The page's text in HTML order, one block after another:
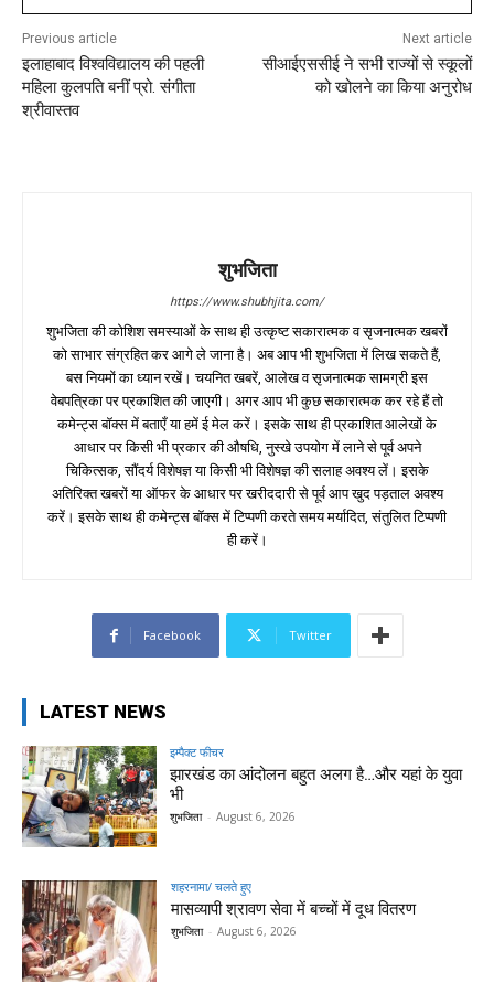
Previous article
इलाहाबाद विश्वविद्यालय की पहली
महिला कुलपति बनीं प्रो. संगीता
श्रीवास्तव
Next article
सीआईएससीई ने सभी राज्यों से स्कूलों
को खोलने का किया अनुरोध
शुभजिता
https://www.shubhjita.com/
शुभजिता की कोशिश समस्याओं के साथ ही उत्कृष्ट सकारात्मक व सृजनात्मक खबरों
को साभार संग्रहित कर आगे ले जाना है। अब आप भी शुभजिता में लिख सकते हैं,
बस नियमों का ध्यान रखें। चयनित खबरें, आलेख व सृजनात्मक सामग्री इस
वेबपत्रिका पर प्रकाशित की जाएगी। अगर आप भी कुछ सकारात्मक कर रहे हैं तो
कमेन्ट्स बॉक्स में बताएँ या हमें ई मेल करें। इसके साथ ही प्रकाशित आलेखों के
आधार पर किसी भी प्रकार की औषधि, नुस्खे उपयोग में लाने से पूर्व अपने
चिकित्सक, सौंदर्य विशेषज्ञ या किसी भी विशेषज्ञ की सलाह अवश्य लें। इसके
अतिरिक्त खबरों या ऑफर के आधार पर खरीददारी से पूर्व आप खुद पड़ताल अवश्य
करें। इसके साथ ही कमेन्ट्स बॉक्स में टिप्पणी करते समय मर्यादित, संतुलित टिप्पणी
ही करें।
Facebook Twitter
LATEST NEWS
इम्पैक्ट फीचर
झारखंड का आंदोलन बहुत अलग है…और यहां के युवा
भी
शुभजिता - August 6, 2026
शहरनामा/ चलते हुए
मासव्यापी श्रावण सेवा में बच्चों में दूध वितरण
शुभजिता - August 6, 2026